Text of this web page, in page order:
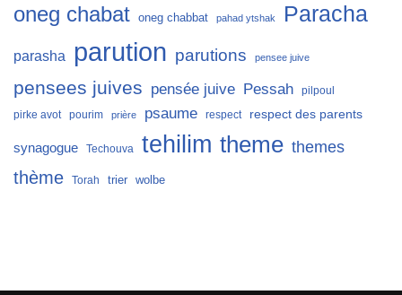
oneg chabat oneg chabbat pahad ytshak Paracha
parasha parution parutions pensee juive
pensees juives pensée juive Pessah
pilpoul
pirke avot
pourim prière psaume respect respect des parents
synagogue Techouva tehilim theme themes
thème Torah trier wolbe